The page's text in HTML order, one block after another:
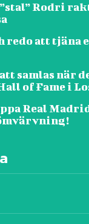
Rodri
redo att tjäna
samlas när
of Fame i
Real